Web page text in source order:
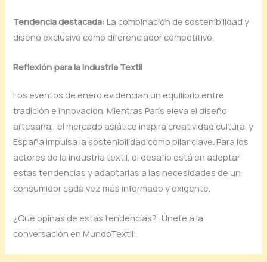
Tendencia destacada: La combinación de sostenibilidad y
diseño exclusivo como diferenciador competitivo.
Reflexión para la Industria Textil
Los eventos de enero evidencian un equilibrio entre
tradición e innovación. Mientras París eleva el diseño
artesanal, el mercado asiático inspira creatividad cultural y
España impulsa la sostenibilidad como pilar clave. Para los
actores de la industria textil, el desafío está en adoptar
estas tendencias y adaptarlas a las necesidades de un
consumidor cada vez más informado y exigente.
¿Qué opinas de estas tendencias? ¡Únete a la
conversación en MundoTextil!